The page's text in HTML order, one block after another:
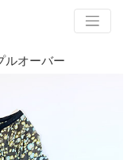
オーバー